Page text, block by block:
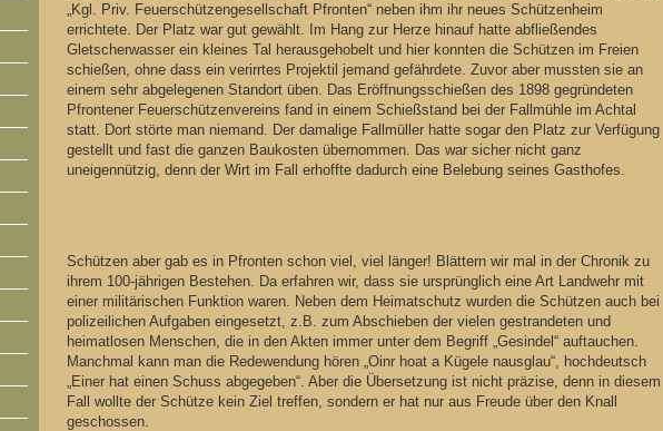
„Kgl. Priv. Feuerschützengesellschaft Pfronten“ neben ihm ihr neues Schützenheim
errichtete. Der Platz war gut gewählt. Im Hang zur Herze hinauf hatte abfließendes
Gletscherwasser ein kleines Tal herausgehobelt und hier konnten die Schützen im Freien
schießen, ohne dass ein verirrtes Projektil jemand gefährdete. Zuvor aber mussten sie an
einem sehr abgelegenen Standort üben. Das Eröffnungsschießen des 1898 gegründeten
Pfrontener Feuerschützenvereins fand in einem Schießstand bei der Fallmühle im Achtal
statt. Dort störte man niemand. Der damalige Fallmüller hatte sogar den Platz zur Verfügung
gestellt und fast die ganzen Baukosten übernommen. Das war sicher nicht ganz
uneigennützig, denn der Wirt im Fall erhoffte dadurch eine Belebung seines Gasthofes.
Schützen aber gab es in Pfronten schon viel, viel länger! Blättern wir mal in der Chronik zu
ihrem 100-jährigen Bestehen. Da erfahren wir, dass sie ursprünglich eine Art Landwehr mit
einer militärischen Funktion waren. Neben dem Heimatschutz wurden die Schützen auch bei
polizeilichen Aufgaben eingesetzt, z.B. zum Abschieben der vielen gestrandeten und
heimatlosen Menschen, die in den Akten immer unter dem Begriff „Gesindel“ auftauchen.
Manchmal kann man die Redewendung hören „Oinr hoat a Kügele nausglau“, hochdeutsch
„Einer hat einen Schuss abgegeben“. Aber die Übersetzung ist nicht präzise, denn in diesem
Fall wollte der Schütze kein Ziel treffen, sondern er hat nur aus Freude über den Knall
geschossen.